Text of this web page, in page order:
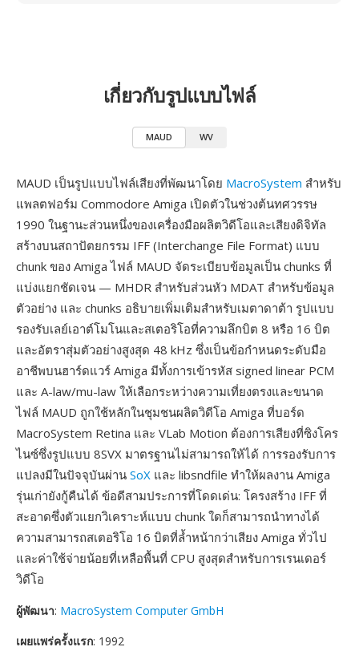
เกี่ยวกับรูปแบบไฟล์
MAUD WV
MAUD เป็นรูปแบบไฟล์เสียงที่พัฒนาโดย MacroSystem สำหรับ
แพลตฟอร์ม Commodore Amiga เปิดตัวในช่วงต้นทศวรรษ
1990 ในฐานะส่วนหนึ่งของเครื่องมือผลิตวิดีโอและเสียงดิจิทัล
สร้างบนสถาปัตยกรรม IFF (Interchange File Format) แบบ
chunk ของ Amiga ไฟล์ MAUD จัดระเบียบข้อมูลเป็น chunks ที่
แบ่งแยกชัดเจน — MHDR สำหรับส่วนหัว MDAT สำหรับข้อมูล
ตัวอย่าง และ chunks อธิบายเพิ่มเติมสำหรับเมตาดาต้า รูปแบบ
รองรับเลย์เอาต์โมโนและสเตอริโอที่ความลึกบิต 8 หรือ 16 บิต
และอัตราสุ่มตัวอย่างสูงสุด 48 kHz ซึ่งเป็นข้อกำหนดระดับมือ
อาชีพบนฮาร์ดแวร์ Amiga มีทั้งการเข้ารหัส signed linear PCM
และ A-law/mu-law ให้เลือกระหว่างความเที่ยงตรงและขนาด
ไฟล์ MAUD ถูกใช้หลักในชุมชนผลิตวิดีโอ Amiga ที่บอร์ด
MacroSystem Retina และ VLab Motion ต้องการเสียงที่ซิงโคร
ไนซ์ซึ่งรูปแบบ 8SVX มาตรฐานไม่สามารถให้ได้ การรองรับการ
แปลงมีในปัจจุบันผ่าน SoX และ libsndfile ทำให้ผลงาน Amiga
รุ่นเก่ายังกู้คืนได้ ข้อดีสามประการที่โดดเด่น: โครงสร้าง IFF ที่
สะอาดซึ่งตัวแยกวิเคราะห์แบบ chunk ใดก็สามารถนำทางได้
ความสามารถสเตอริโอ 16 บิตที่ล้ำหน้ากว่าเสียง Amiga ทั่วไป
และค่าใช้จ่ายน้อยที่เหลือพื้นที่ CPU สูงสุดสำหรับการเรนเดอร์
วิดีโอ
ผู้พัฒนา: MacroSystem Computer GmbH
เผยแพร่ครั้งแรก: 1992